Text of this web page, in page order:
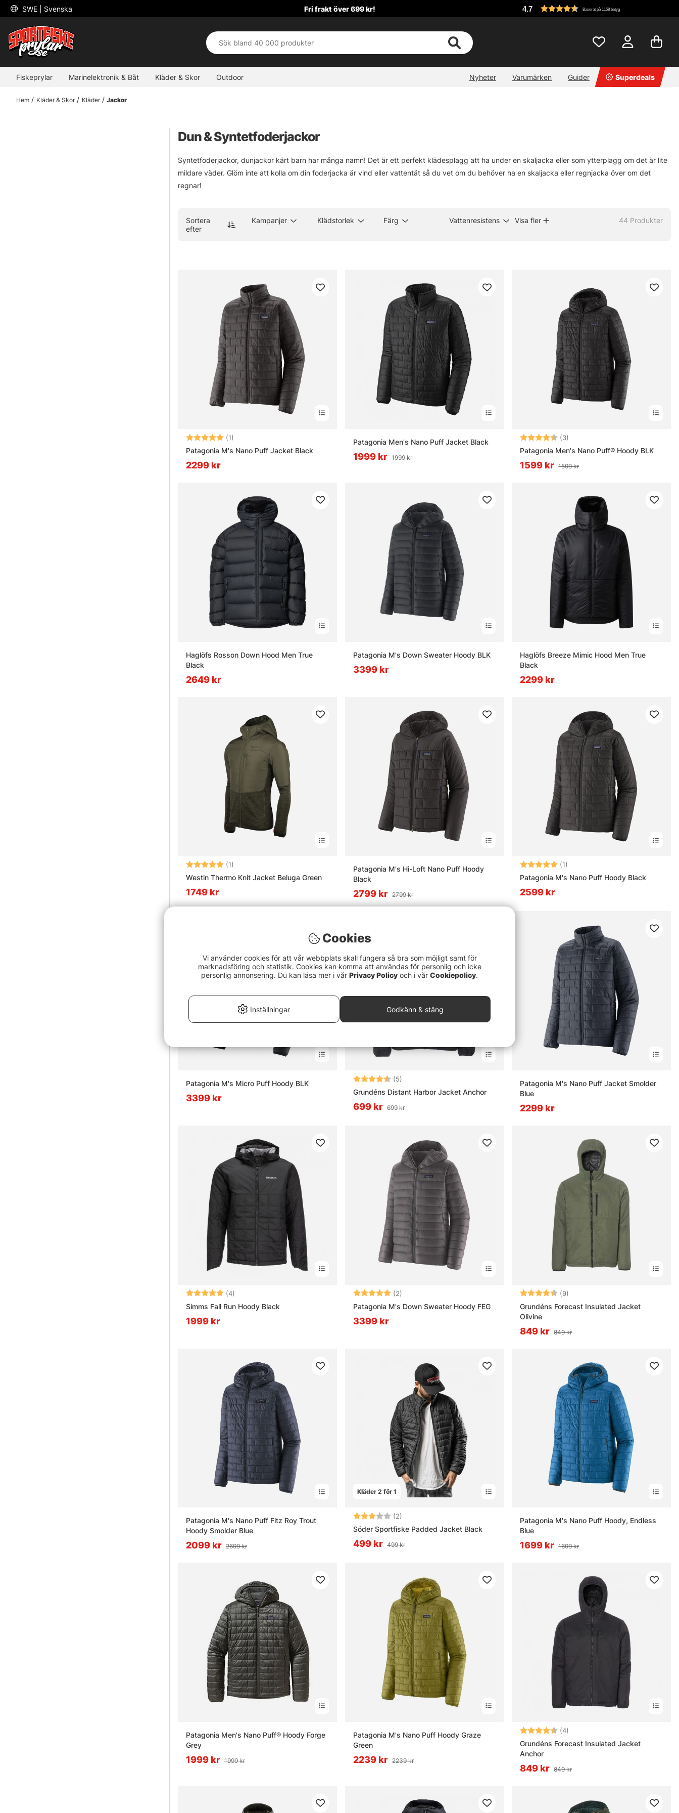
SWE | Svenska Fri frakt över 699 kr! 4.7 Baserat på 1158 betyg
Fiskeprylar Marinelektronik & Båt Kläder & Skor Outdoor Nyheter Varumärken Guider Superdeals
Hem Kläder & Skor Kläder Jackor
Dun & Syntetfoderjackor
Syntetfoderjackor, dunjackor kärt barn har många namn! Det är ett perfekt klädesplagg att ha under en skaljacka eller som ytterplagg om det är lite
mildare väder. Glöm inte att kolla om din foderjacka är vind eller vattentät så du vet om du behöver ha en skaljacka eller regnjacka över om det
regnar!
Sortera
efter
Kampanjer Klädstorlek Färg Vattenresistens Visa fler 44 Produkter
Betyg: (1)
Patagonia M's Nano Puff Jacket Black
2299 kr
Patagonia Men's Nano Puff Jacket Black
1999 kr 1999 kr
Betyg: (3)
Patagonia Men's Nano Puff® Hoody BLK
1599 kr 1599 kr
Haglöfs Rosson Down Hood Men True
Black
2649 kr
Patagonia M's Down Sweater Hoody BLK
3399 kr
Haglöfs Breeze Mimic Hood Men True
Black
2299 kr
Betyg: (1)
Westin Thermo Knit Jacket Beluga Green
1749 kr
Patagonia M's Hi-Loft Nano Puff Hoody
Black
2799 kr 2799 kr
Betyg: (1)
Patagonia M's Nano Puff Hoody Black
2599 kr
Patagonia M's Micro Puff Hoody BLK
3399 kr
Betyg: (5)
Grundéns Distant Harbor Jacket Anchor
699 kr 699 kr
Patagonia M's Nano Puff Jacket Smolder
Blue
2299 kr
Betyg: (4)
Simms Fall Run Hoody Black
1999 kr
Betyg: (2)
Patagonia M's Down Sweater Hoody FEG
3399 kr
Betyg: (9)
Grundéns Forecast Insulated Jacket
Olivine
849 kr 849 kr
Patagonia M's Nano Puff Fitz Roy Trout
Hoody Smolder Blue
2099 kr 2699 kr
Kläder 2 för 1
Betyg: (2)
Söder Sportfiske Padded Jacket Black
499 kr 499 kr
Patagonia M's Nano Puff Hoody, Endless
Blue
1699 kr 1699 kr
Patagonia Men's Nano Puff® Hoody Forge
Grey
1999 kr 1999 kr
Patagonia M's Nano Puff Hoody Graze
Green
2239 kr 2239 kr
Betyg: (4)
Grundéns Forecast Insulated Jacket
Anchor
849 kr 849 kr
Cookies
Vi använder cookies för att vår webbplats skall fungera så bra som möjligt samt för
marknadsföring och statistik. Cookies kan komma att användas för personlig och icke
personlig annonsering. Du kan läsa mer i vår Privacy Policy och i vår Cookiepolicy.
Inställningar Godkänn & stäng